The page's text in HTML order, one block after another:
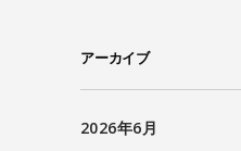
アーカイブ
2026年6月